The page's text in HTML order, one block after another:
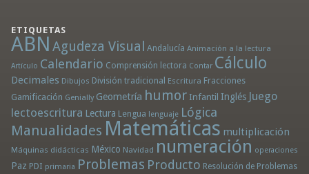
ETIQUETAS
ABN Agudeza Visual Andalucía Animación a la lectura
Artículo Calendario Comprensión lectora Contar Cálculo
Decimales Dibujos División tradicional Escritura Fracciones
Gamificación Genially Geometría humor Infantil Inglés Juego
lectoescritura Lectura Lengua lenguaje Lógica
Manualidades Matemáticas multiplicación
Máquinas didácticas México Navidad numeración operaciones
Paz PDI primaria Problemas Producto Resolución de Problemas